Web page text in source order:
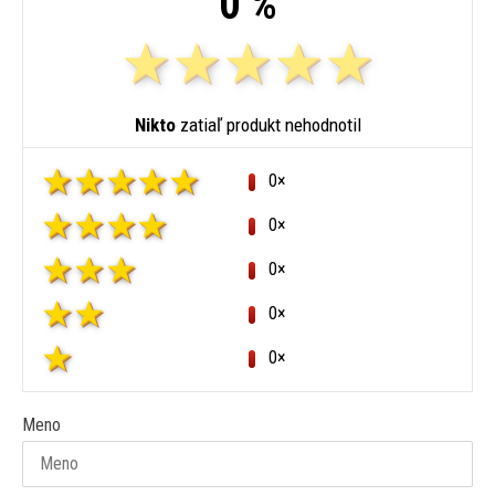
Niktozatiaľ produkt nehodnotil
0×
0×
0×
0×
0×
Meno